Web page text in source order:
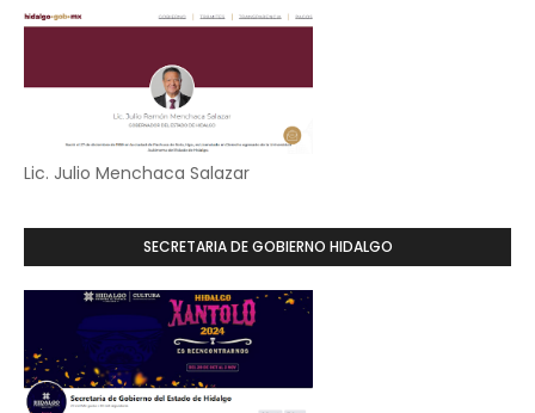
Lic. Julio Menchaca Salazar
SECRETARIA DE GOBIERNO HIDALGO